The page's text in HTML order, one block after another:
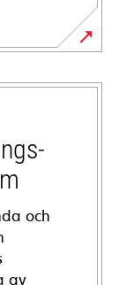
och
av